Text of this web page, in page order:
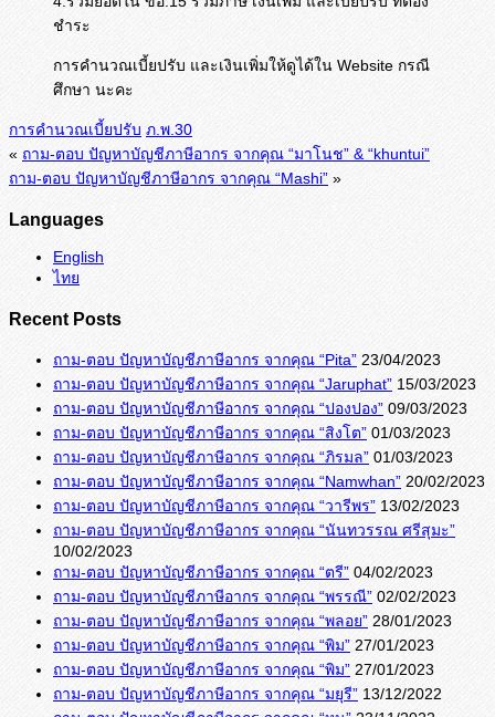
ชำระ
การคำนวณเบี้ยปรับ และเงินเพิ่มให้ดูได้ใน Website กรณี
ศึกษา นะคะ
การคำนวณเบี้ยปรับ ภ.พ.30
« ถาม-ตอบ ปัญหาบัญชีภาษีอากร จากคุณ “มาโนช” & “khuntui”
ถาม-ตอบ ปัญหาบัญชีภาษีอากร จากคุณ “Mashi” »
Languages
English
ไทย
Recent Posts
ถาม-ตอบ ปัญหาบัญชีภาษีอากร จากคุณ “Pita” 23/04/2023
ถาม-ตอบ ปัญหาบัญชีภาษีอากร จากคุณ “Jaruphat” 15/03/2023
ถาม-ตอบ ปัญหาบัญชีภาษีอากร จากคุณ “ปองปอง” 09/03/2023
ถาม-ตอบ ปัญหาบัญชีภาษีอากร จากคุณ “สิงโต” 01/03/2023
ถาม-ตอบ ปัญหาบัญชีภาษีอากร จากคุณ “ภิรมล” 01/03/2023
ถาม-ตอบ ปัญหาบัญชีภาษีอากร จากคุณ “Namwhan” 20/02/2023
ถาม-ตอบ ปัญหาบัญชีภาษีอากร จากคุณ “วารีพร” 13/02/2023
ถาม-ตอบ ปัญหาบัญชีภาษีอากร จากคุณ “นันทวรรณ ศรีสุมะ”
10/02/2023
ถาม-ตอบ ปัญหาบัญชีภาษีอากร จากคุณ “ตรี” 04/02/2023
ถาม-ตอบ ปัญหาบัญชีภาษีอากร จากคุณ “พรรณี” 02/02/2023
ถาม-ตอบ ปัญหาบัญชีภาษีอากร จากคุณ “พลอย” 28/01/2023
ถาม-ตอบ ปัญหาบัญชีภาษีอากร จากคุณ “พิม” 27/01/2023
ถาม-ตอบ ปัญหาบัญชีภาษีอากร จากคุณ “พิม” 27/01/2023
ถาม-ตอบ ปัญหาบัญชีภาษีอากร จากคุณ “มยุรี” 13/12/2022